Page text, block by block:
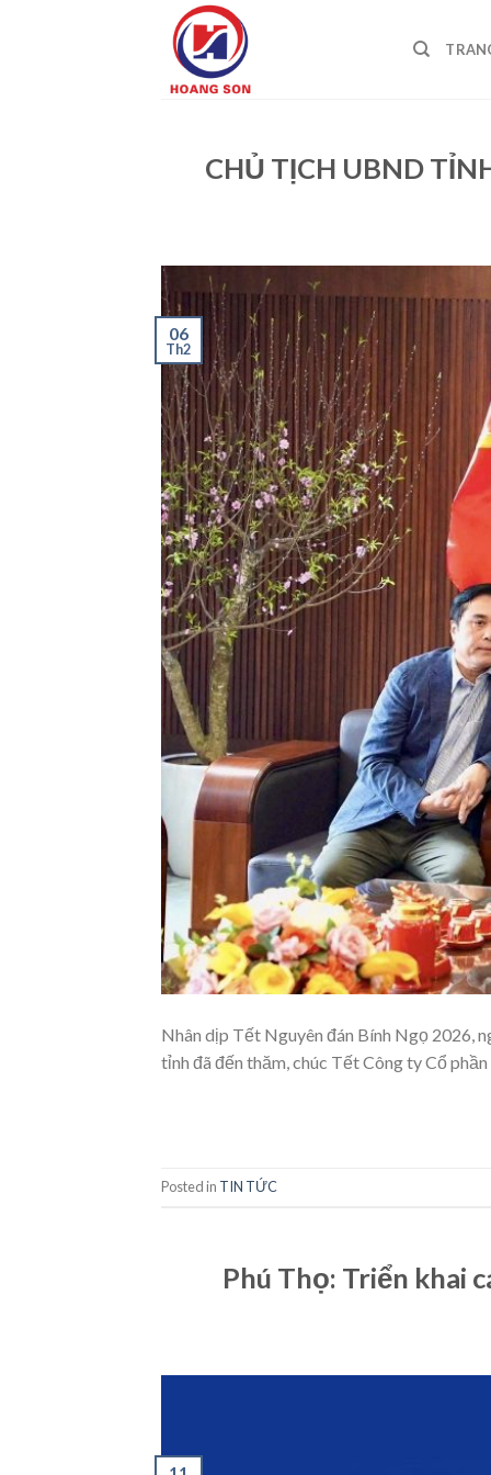
CHỦ TỊCH UBND
06
Th2
Nhân dịp Tết Nguyên đán Bính Ngọ 2026,
tỉnh đã đến thăm, chúc Tết Công ty Cổ
Posted in TIN TỨC
Phú Thọ: Triển khai